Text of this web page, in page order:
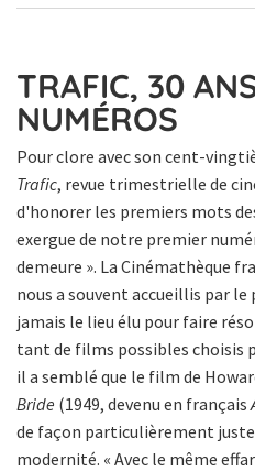
TRAFIC, 30
NUMÉROS
Pour clore avec son cent-
Trafic, revue trimestrielle de
d'honorer les premiers mots
exergue de notre premier
demeure ». La Cinémathèque
nous a souvent accueillis par le
jamais le lieu élu pour faire
tant de films possibles choisis
il a semblé que le film de
Bride (1949, devenu en français
de façon particulièrement
modernité. « Avec le même